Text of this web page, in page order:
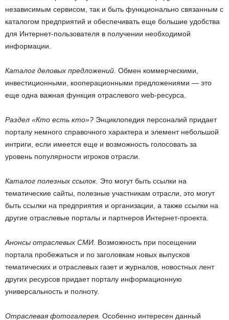
независимым сервисом, так и быть функционально связанным с
каталогом предприятий и обеспечивать еще большие удобства
для Интернет-пользователя в получении необходимой
информации.
Каталог деловых предложений. Обмен коммерческими,
инвестиционными, кооперационными предложениями — это
еще одна важная функция отраслевого web-ресурса.
Раздел «Кто есть кто»? Энциклопедия персоналий придает
порталу немного справочного характера и элемент небольшой
интриги, если имеется еще и возможность голосовать за
уровень популярности игроков отрасли.
Каталог полезных ссылок. Это могут быть ссылки на
тематические сайты, полезные участникам отрасли, это могут
быть ссылки на предприятия и организации, а также ссылки на
другие отраслевые порталы и партнеров Интернет-проекта.
Анонсы отраслевых СМИ. Возможность при посещении
портала пробежаться и по заголовкам новых выпусков
тематических и отраслевых газет и журналов, новостных лент
других ресурсов придает порталу информационную
универсальность и полноту.
Отраслевая фотогалерея. Особенно интересен данный